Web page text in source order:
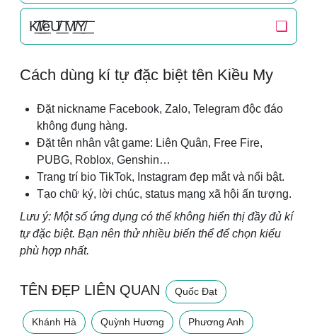
K̸͟͞I̸͟͞ềU̸͟͞ M̸͟͞Y̸͟͞ ❏
Cách dùng kí tự đặc biệt tên Kiều My
Đặt nickname Facebook, Zalo, Telegram độc đáo
không đụng hàng.
Đặt tên nhân vật game: Liên Quân, Free Fire,
PUBG, Roblox, Genshin…
Trang trí bio TikTok, Instagram đẹp mắt và nổi bật.
Tạo chữ ký, lời chúc, status mạng xã hội ấn tượng.
Lưu ý: Một số ứng dụng có thể không hiển thị đầy đủ kí
tự đặc biệt. Bạn nên thử nhiều biến thể để chọn kiểu
phù hợp nhất.
TÊN ĐẸP LIÊN QUAN Quốc Đạt
Khánh Hà Quỳnh Hương Phương Anh